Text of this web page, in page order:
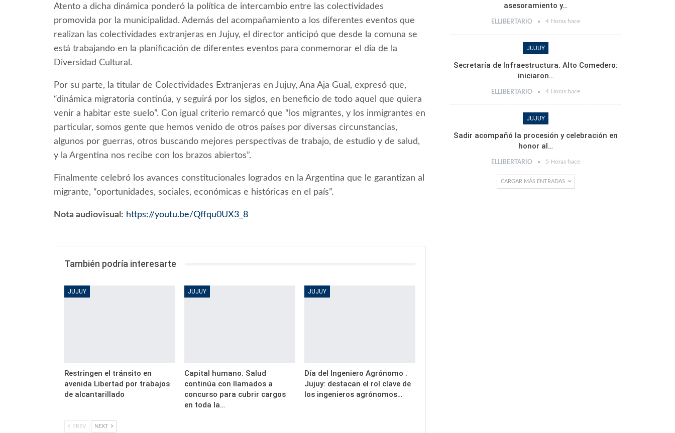
Atento a dicha dinámica ponderó la política de intercambio entre las colectividades
promovida por la municipalidad. Además del acompañamiento a los diferentes eventos que
realizan las colectividades extranjeras en Jujuy, el director anticipó que desde la comuna se
está trabajando en la planificación de diferentes eventos para conmemorar el día de la
Diversidad Cultural.
Por su parte, la titular de Colectividades Extranjeras en Jujuy, Ana Aja Gual, expresó que,
“dinámica migratoria continúa, y seguirá por los siglos, en beneficio de todo aquel que quiera
venir a habitar este suelo”. Con igual criterio remarcó que “los migrantes, y los inmigrantes en
particular, somos gente que hemos venido de otros países por diversas circunstancias,
algunos por guerras, otros buscando mejores perspectivas de trabajo, de estudio y de salud,
y la Argentina nos recibe con los brazos abiertos”.
Finalmente celebró los avances constitucionales logrados en la Argentina que le garantizan al
migrante, “oportunidades, sociales, económicas e históricas en el país”.
Nota audiovisual: https://youtu.be/Qffqu0UX3_8
También podría interesarte
JUJUY
Restringen el tránsito en
avenida Libertad por trabajos
de alcantarillado
JUJUY
Capital humano. Salud
continúa con llamados a
concurso para cubrir cargos
en toda la…
JUJUY
Día del Ingeniero Agrónomo .
Jujuy: destacan el rol clave de
los ingenieros agrónomos…
PREV NEXT
asesoramiento y…
ELLIBERTARIO 4 Horas hace
JUJUY
Secretaría de Infraestructura. Alto Comedero:
iniciaron…
ELLIBERTARIO 4 Horas hace
JUJUY
Sadir acompañó la procesión y celebración en
honor al…
ELLIBERTARIO 5 Horas hace
CARGAR MÁS ENTRADAS